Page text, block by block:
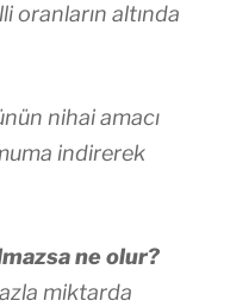
oranların altında
nihai amacı
indirerek
ne olur?
miktarda